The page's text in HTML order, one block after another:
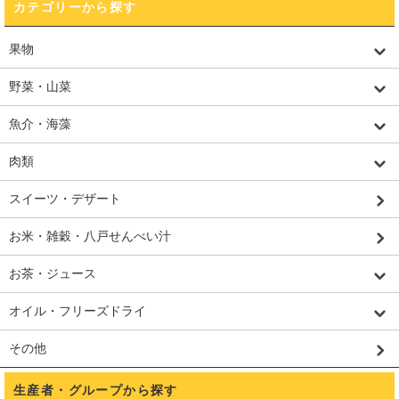
カテゴリーから探す
果物
野菜・山菜
魚介・海藻
肉類
スイーツ・デザート
お米・雑穀・八戸せんべい汁
お茶・ジュース
オイル・フリーズドライ
その他
生産者・グループから探す